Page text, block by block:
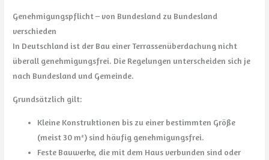
Genehmigungspflicht – von Bundesland zu Bundesland
verschieden
In Deutschland ist der Bau einer Terrassenüberdachung nicht
überall genehmigungsfrei. Die Regelungen unterscheiden sich je
nach Bundesland und Gemeinde.
Grundsätzlich gilt:
Kleine Konstruktionen bis zu einer bestimmten Größe
(meist 30 m²) sind häufig genehmigungsfrei.
Feste Bauwerke, die mit dem Haus verbunden sind oder